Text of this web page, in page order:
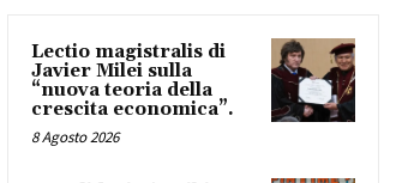
Lectio magistralis di
Javier Milei sulla
“nuova teoria della
crescita economica”.
8 Agosto 2026